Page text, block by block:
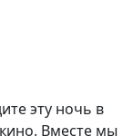
эту ночь в
Вместе мы